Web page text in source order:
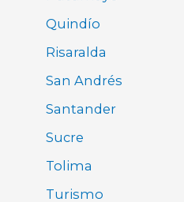
Quindío
Risaralda
San Andrés
Santander
Sucre
Tolima
Turismo